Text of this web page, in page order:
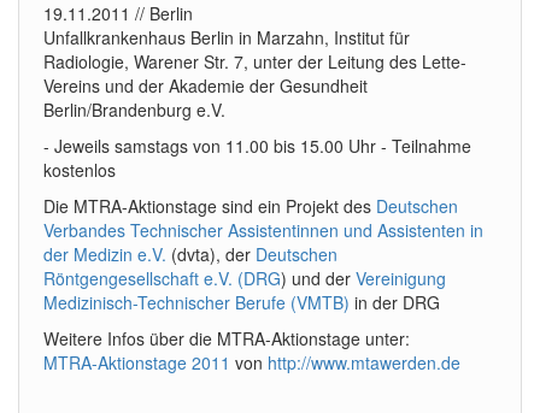
19.11.2011 // Berlin
Unfallkrankenhaus Berlin in Marzahn, Institut für
Radiologie, Warener Str. 7, unter der Leitung des Lette-
Vereins und der Akademie der Gesundheit
Berlin/Brandenburg e.V.
- Jeweils samstags von 11.00 bis 15.00 Uhr - Teilnahme
kostenlos
Die MTRA-Aktionstage sind ein Projekt des Deutschen
Verbandes Technischer Assistentinnen und Assistenten in
der Medizin e.V. (dvta), der Deutschen
Röntgengesellschaft e.V. (DRG) und der Vereinigung
Medizinisch-Technischer Berufe (VMTB) in der DRG
Weitere Infos über die MTRA-Aktionstage unter:
MTRA-Aktionstage 2011 von http://www.mtawerden.de